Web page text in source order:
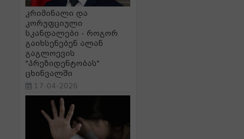
კრიმინალი და
კორუფციული
სკანდალები - როგორ
გაიხსენებენ ალან
გაგლოევის
"პრეზიდენტობას"
ცხინვალში
17-04-2026